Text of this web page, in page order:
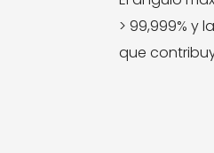
> 99,999% y
que